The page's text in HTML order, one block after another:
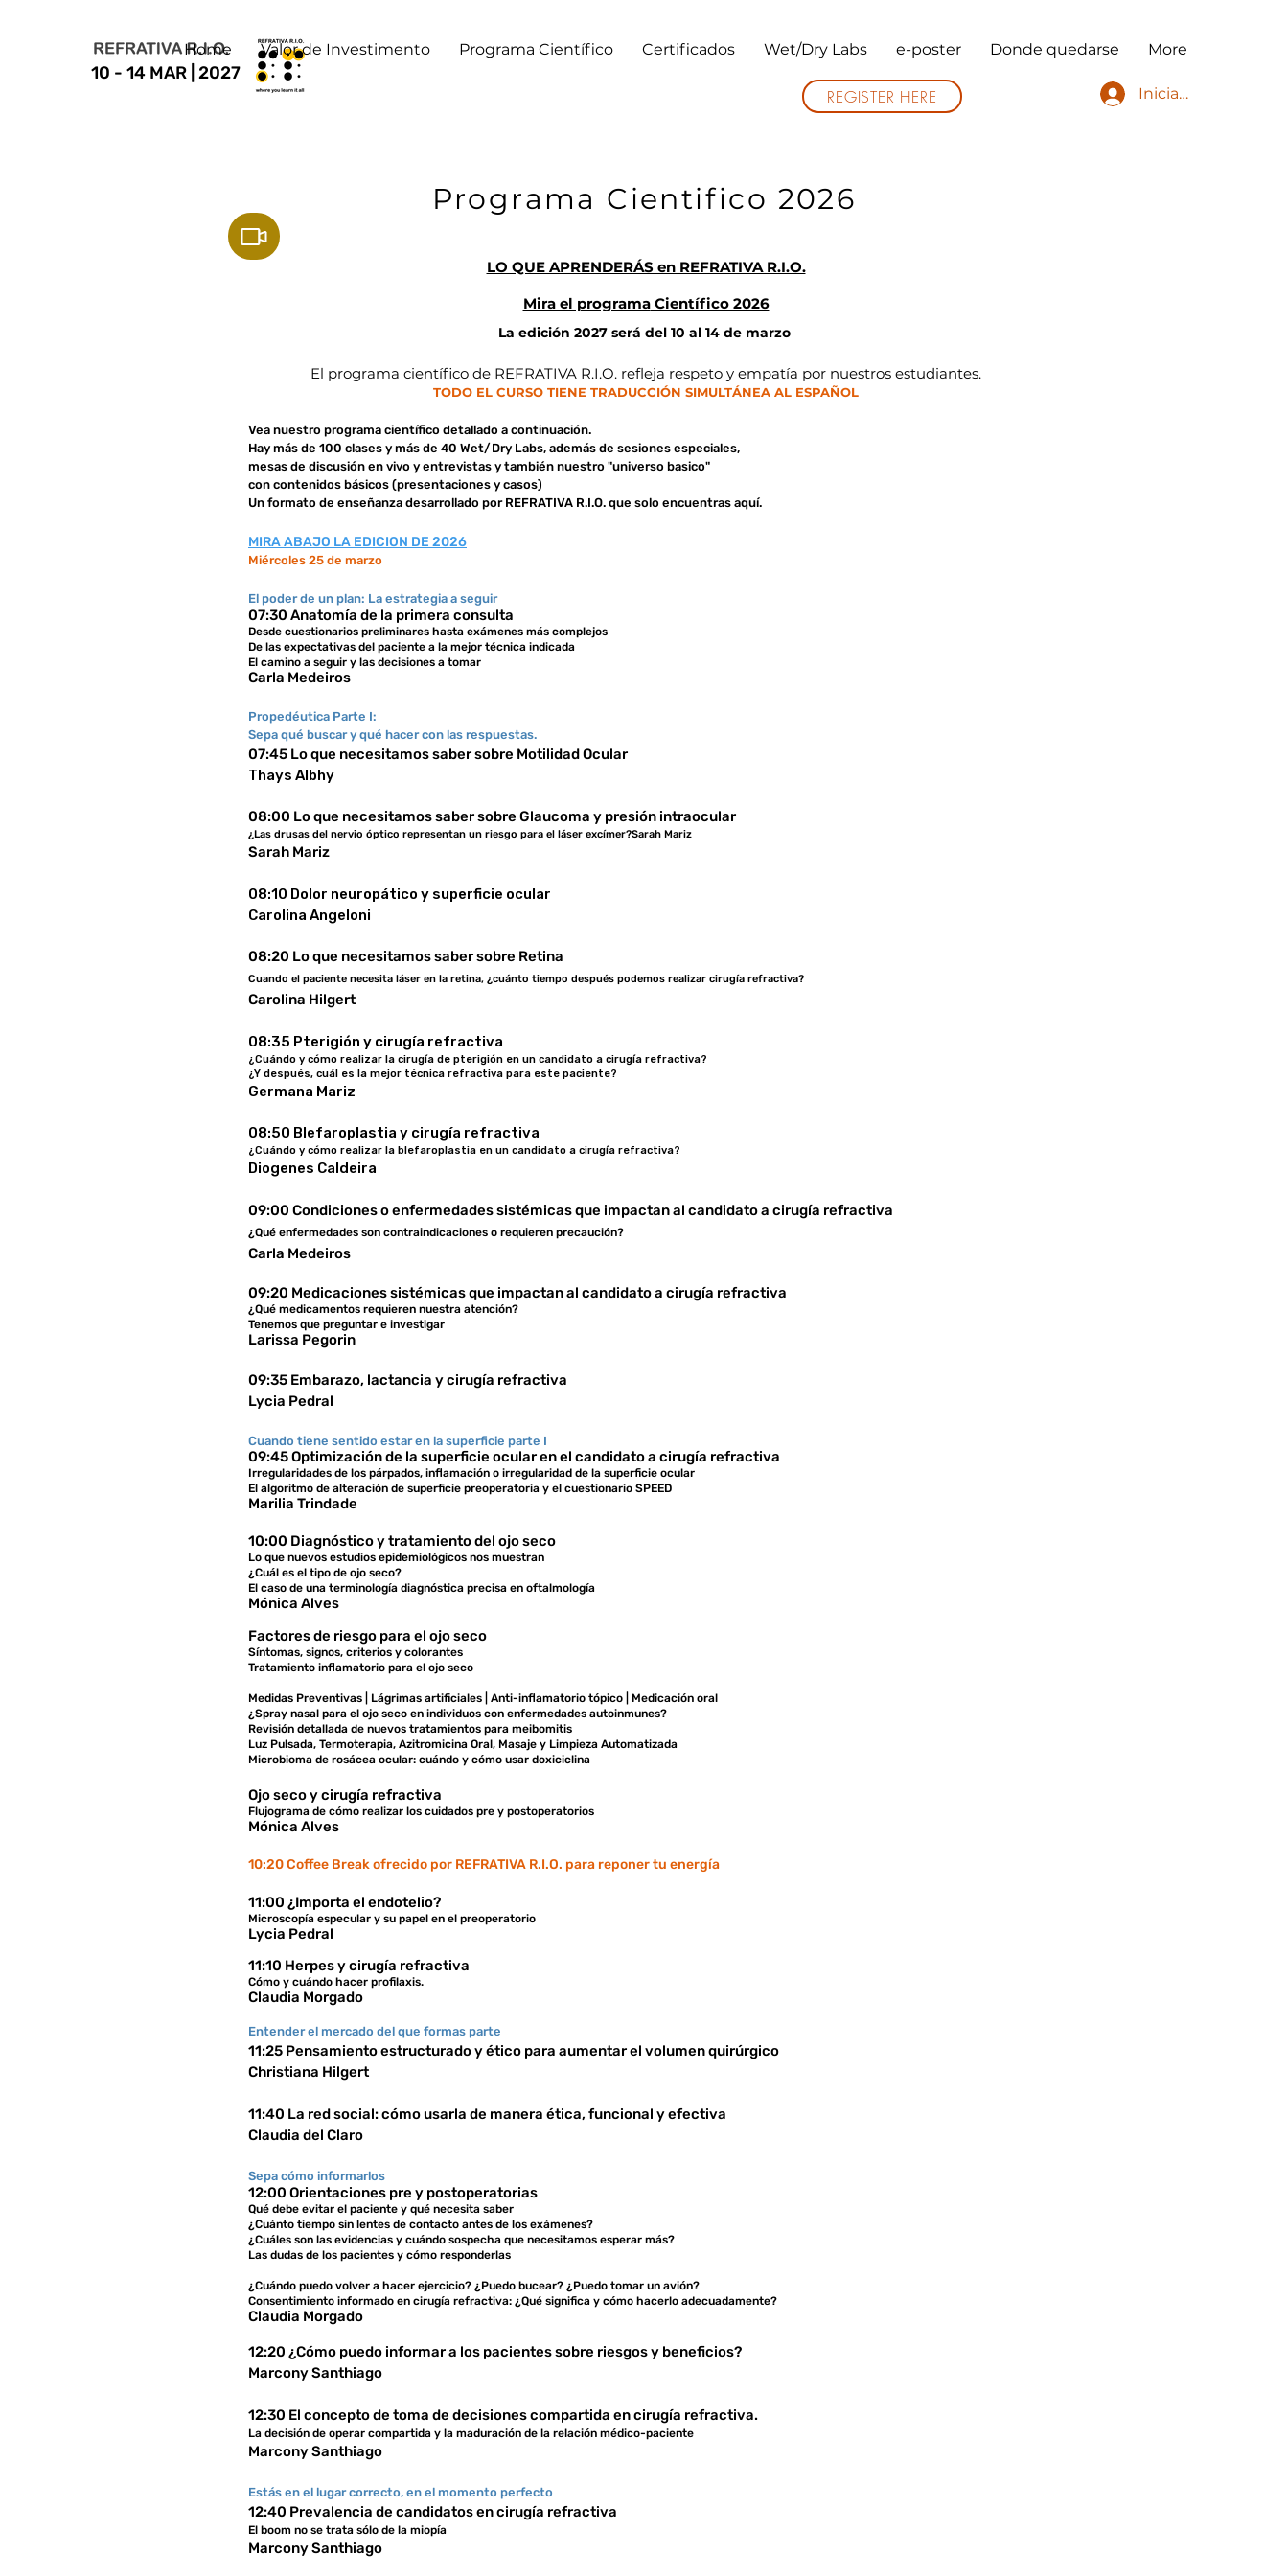
10 - 14 MAR | 2027
Home Valor de Investimento Programa Científico Certificados Wet/Dry Labs e-poster Donde quedarse More
REGISTER HERE Iniciar sesión
Programa Cientifico 2026
LO QUE APRENDERÁS en REFRATIVA R.I.O.
Mira el programaCientífico 2026
La edición 2027 será del 10 al 14 de marzo
El programa científico de REFRATIVA R.I.O. refleja respeto y empatía por nuestros estudiantes.
TODO EL CURSO TIENE TRADUCCIÓN SIMULTÁNEA AL ESPAÑOL
Vea nuestro programa científico detallado a continuación.
Hay más de 100 clases y más de 40 Wet/Dry Labs, además de sesiones especiales,
mesas de discusión en vivo y entrevistas y también nuestro "universo basico"
con contenidos básicos (presentaciones y casos)
Un formato de enseñanza desarrollado por REFRATIVA R.I.O. que solo encuentras aquí.
MIRA ABAJO LA EDICION DE 2026
Miércoles 25 de marzo
El poder de un plan: La estrategia a seguir
07:30 Anatomía de la primera consulta
Desde cuestionarios preliminares hasta exámenes más complejos
De las expectativas del paciente a la mejor técnica indicada
El camino a seguir y las decisiones a tomar
Carla Medeiros
Propedéutica Parte I:
Sepa qué buscar y qué hacer con las respuestas.
07:45 Lo que necesitamos saber sobre Motilidad Ocular
Thays Albhy
08:00 Lo que necesitamos saber sobre Glaucoma y presión intraocular
¿Las drusas del nervio óptico representan un riesgo para el láser excímer?Sarah Mariz
Sarah Mariz
08:10 Dolor neuropático y superficie ocular
Carolina Angeloni
08:20 Lo que necesitamos saber sobre Retina
Cuando el paciente necesita láser en la retina, ¿cuánto tiempo después podemos realizar cirugía refractiva?
Carolina Hilgert
08:35 Pterigión y cirugía refractiva
¿Cuándo y cómo realizar la cirugía de pterigión en un candidato a cirugía refractiva?
¿Y después, cuál es la mejor técnica refractiva para este paciente?
Germana Mariz
08:50 Blefaroplastia y cirugía refractiva
¿Cuándo y cómo realizar la blefaroplastia en un candidato a cirugía refractiva?
Diogenes Caldeira
09:00 Condiciones o enfermedades sistémicas que impactan al candidato a cirugía refractiva
¿Qué enfermedades son contraindicaciones o requieren precaución?
Carla Medeiros
09:20 Medicaciones sistémicas que impactan al candidato a cirugía refractiva
¿Qué medicamentos requieren nuestra atención?
Tenemos que preguntar e investigar
Larissa Pegorin
09:35 Embarazo, lactancia y cirugía refractiva
Lycia Pedral
Cuando tiene sentido estar en la superficie parte I
09:45 Optimización de la superficie ocular en el candidato a cirugía refractiva
Irregularidades de los párpados, inflamación o irregularidad de la superficie ocular
El algoritmo de alteración de superficie preoperatoria y el cuestionario SPEED
Marilia Trindade
10:00 Diagnóstico y tratamiento del ojo seco
Lo que nuevos estudios epidemiológicos nos muestran
¿Cuál es el tipo de ojo seco?
El caso de una terminología diagnóstica precisa en oftalmología
Mónica Alves
Factores de riesgo para el ojo seco
Síntomas, signos, criterios y colorantes
Tratamiento inflamatorio para el ojo seco
Medidas Preventivas | Lágrimas artificiales | Anti-inflamatorio tópico | Medicación oral
¿Spray nasal para el ojo seco en individuos con enfermedades autoinmunes?
Revisión detallada de nuevos tratamientos para meibomitis
Luz Pulsada, Termoterapia, Azitromicina Oral, Masaje y Limpieza Automatizada
Microbioma de rosácea ocular: cuándo y cómo usar doxiciclina
Ojo seco y cirugía refractiva
Flujograma de cómo realizar los cuidados pre y postoperatorios
Mónica Alves
10:20 Coffee Break ofrecido por REFRATIVA R.I.O. para reponer tu energía
11:00 ¿Importa el endotelio?
Microscopía especular y su papel en el preoperatorio
Lycia Pedral
11:10 Herpes y cirugía refractiva
Cómo y cuándo hacer profilaxis.
Claudia Morgado
Entender el mercado del que formas parte
11:25 Pensamiento estructurado y ético para aumentar el volumen quirúrgico
Christiana Hilgert
11:40 La red social: cómo usarla de manera ética, funcional y efectiva
Claudia del Claro
Sepa cómo informarlos
12:00 Orientaciones pre y postoperatorias
Qué debe evitar el paciente y qué necesita saber
¿Cuánto tiempo sin lentes de contacto antes de los exámenes?
¿Cuáles son las evidencias y cuándo sospecha que necesitamos esperar más?
Las dudas de los pacientes y cómo responderlas
¿Cuándo puedo volver a hacer ejercicio? ¿Puedo bucear? ¿Puedo tomar un avión?
Consentimiento informado en cirugía refractiva: ¿Qué significa y cómo hacerlo adecuadamente?
Claudia Morgado
12:20 ¿Cómo puedo informar a los pacientes sobre riesgos y beneficios?
Marcony Santhiago
12:30 El concepto de toma de decisiones compartida en cirugía refractiva.
La decisión de operar compartida y la maduración de la relación médico-paciente
Marcony Santhiago
Estás en el lugar correcto, en el momento perfecto
12:40 Prevalencia de candidatos en cirugía refractiva
El boom no se trata sólo de la miopía
Marcony Santhiago